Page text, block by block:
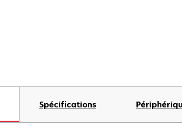
Spécifications